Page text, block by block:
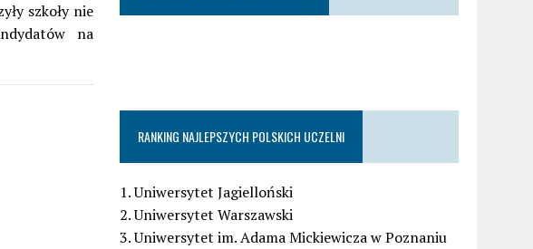
szkoły nie
na
RANKING NAJLEPSZYCH POLSKICH UCZELNI
1. Uniwersytet Jagielloński
2. Uniwersytet Warszawski
3. Uniwersytet im. Adama Mickiewicza w Poznaniu